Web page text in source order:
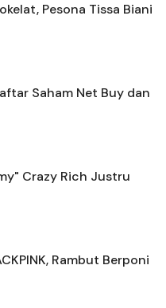
Pesona Tissa Biani
Saham Net Buy dan
Crazy Rich Justru
Rambut Berponi